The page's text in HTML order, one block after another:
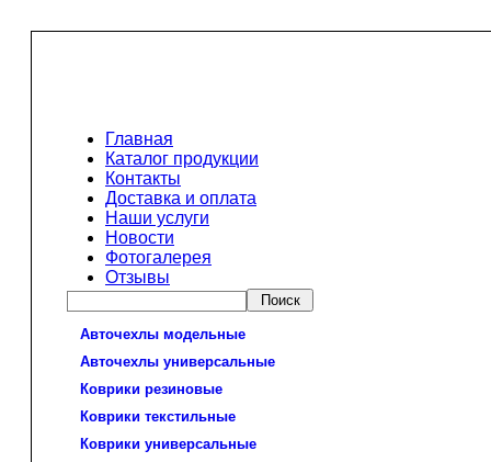
Главная
Каталог продукции
Контакты
Доставка и оплата
Наши услуги
Новости
Фотогалерея
Отзывы
Авточехлы модельные
Авточехлы универсальные
Коврики резиновые
Коврики текстильные
Коврики универсальные